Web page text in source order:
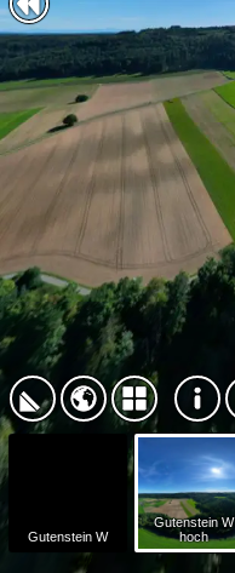
Gutenstein W
Gutenstein W
hoch